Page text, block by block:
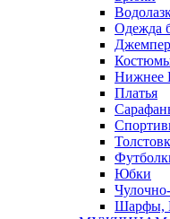
Одежда
Нижнее
Платья
Юбки
Шарфы,